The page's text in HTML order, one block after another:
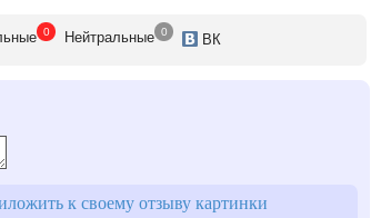
0 Нейтральные 0 ВК
к своему отзыву картинки